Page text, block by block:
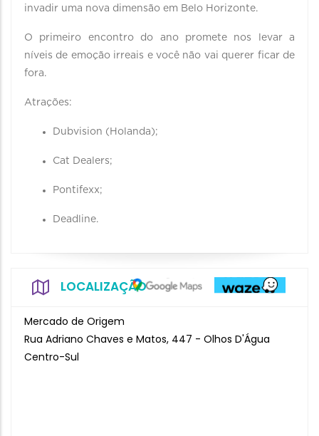
invadir uma nova dimensão em Belo Horizonte.
O primeiro encontro do ano promete nos levar a
níveis de emoção irreais e você não vai querer ficar de
fora.
Atrações:
Dubvision (Holanda);
Cat Dealers;
Pontifexx;
Deadline.
LOCALIZAÇÃO
Mercado de Origem
Rua Adriano Chaves e Matos, 447 - Olhos D'Água
Centro-Sul